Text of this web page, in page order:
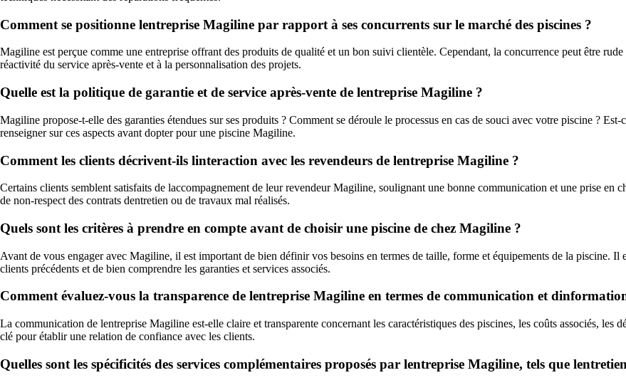
Comment se positionne lentreprise Magiline par rapport à ses concurrents sur le marché des piscines ?
Magiline est perçue comme une entreprise offrant des produits de qualité et un bon suivi clientèle. Cependant, la concurrence peut être
réactivité du service après-vente et à la personnalisation des projets.
Quelle est la politique de garantie et de service après-vente de lentreprise Magiline ?
Magiline propose-t-elle des garanties étendues sur ses produits ? Comment se déroule le processus en cas de souci avec votre piscine ?
renseigner sur ces aspects avant dopter pour une piscine Magiline.
Comment les clients décrivent-ils linteraction avec les revendeurs de lentreprise Magiline ?
Certains clients semblent satisfaits de laccompagnement de leur revendeur Magiline, soulignant une bonne communication et une prise en
de non-respect des contrats dentretien ou de travaux mal réalisés.
Quels sont les critères à prendre en compte avant de choisir une piscine de chez Magiline ?
Avant de vous engager avec Magiline, il est important de bien définir vos besoins en termes de taille, forme et équipements de la piscine. Il
clients précédents et de bien comprendre les garanties et services associés.
Comment évaluez-vous la transparence de lentreprise Magiline en termes de communication et
La communication de lentreprise Magiline est-elle claire et transparente concernant les caractéristiques des piscines, les coûts associés, les
clé pour établir une relation de confiance avec les clients.
Quelles sont les spécificités des services complémentaires proposés par lentreprise Magiline, tels que